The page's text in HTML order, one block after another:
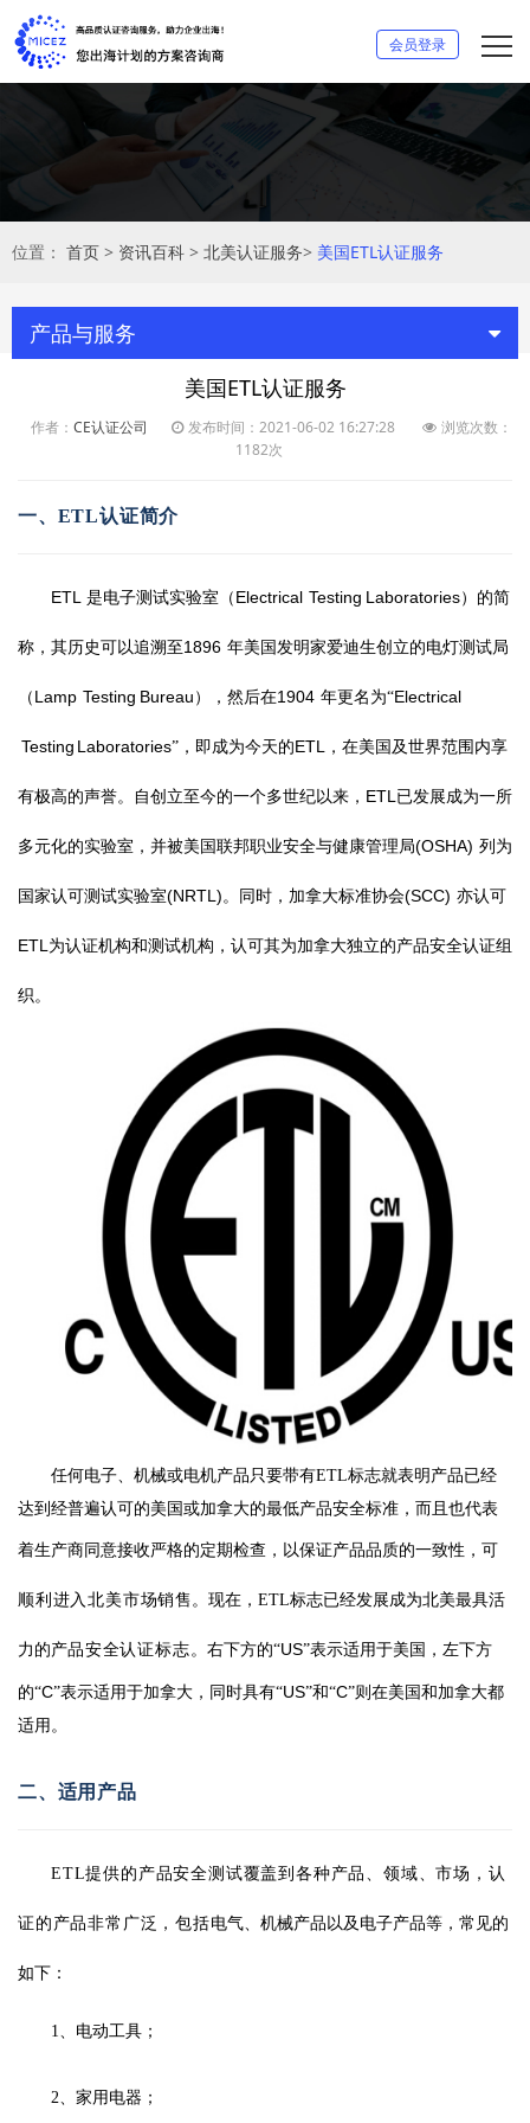
会员登录
位置： 首页 > 资讯百科 > 北美认证服务> 美国ETL认证服务
产品与服务
美国ETL认证服务
作者： CE认证公司 发布时间：2021-06-02 16:27:28
浏览次数：
1182次
一、 ETL认证简介
ETL 是电子测试实验室（ Electrical Testing Laboratories）的简
称，其历史可以追溯至1896 年美国发明家爱迪生创立的电灯测试局
（ Lamp Testing Bureau ），然后在1904 年更名为“Electrical
Testing Laboratories”，即成为今天的ETL ，在美国及世界范围内享
有极高的声誉。自创立至今的一个多世纪以来， ETL 已发展成为一所
多元化的实验室，并被美国联邦职业安全与健康管理局(OSHA) 列为
国家认可测试实验室(NRTL) 。同时，加拿大标准协会(SCC) 亦认可
ETL 为认证机构和测试机构，认可其为加拿大独立的产品安全认证组
织。
任何电子、机械或电机产品只要带有ETL标志就表明产品已经
达到经普遍认可的美国或加拿大的最低产品安全标准，而且也代表
着生产商同意接收严格的定期检查，以保证产品品质的一致性， 可
顺利进入北美市场销售。现在，ETL标志已经发展成为北美最具活
力的产品安全认证标志。右下方的“US”表示适用于美国，左下方
的“C”表示适用于加拿大，同时具有“US”和“C”则在美国和加拿大都
适用。
二、 适用产品
ETL提供的产品安全测试覆盖到各种产品、领域、市场，认
证的产品非常广泛，包括电气、机械产品以及电子产品等，常见的
如下：
1、电动工具；
2、家用电器；